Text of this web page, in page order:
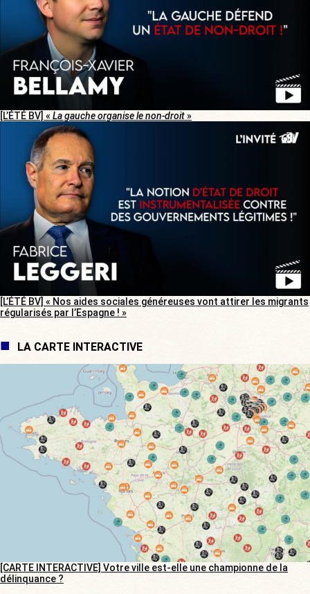
[L’ÉTÉ BV] « La gauche organise le non-droit»
[L’ÉTÉ BV] « Nos aides sociales généreuses vont attirer les migrants
régularisés par l’Espagne ! »
LA CARTE INTERACTIVE
[CARTE INTERACTIVE] Votre ville est-elle une championne de la
délinquance ?